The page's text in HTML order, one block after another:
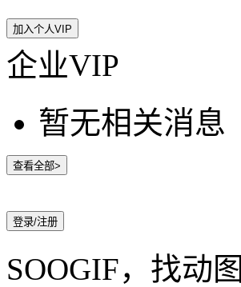
加入个人VIP
企业VIP
暂无相关消息
查看全部>
登录/注册
SOOGIF，找动